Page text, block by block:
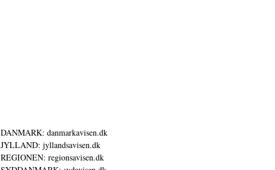
DANMARK: danmarkavisen.dk
JYLLAND: jyllandsavisen.dk
REGIONEN: regionsavisen.dk